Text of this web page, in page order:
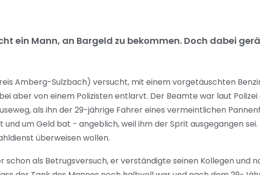
ein Mann, an Bargeld zu bekommen. Doch dabei
Amberg-Sulzbach) versucht, mit einem vorgetäuschten
aber von einem Polizisten entlarvt. Der Beamte war laut
als ihn der 29-jährige Fahrer eines vermeintlichen
um Geld bat - angeblich, weil ihm der Sprit ausgegangen sei.
überweisen wollen.
schon als Betrugsversuch, er verständigte seinen Kollegen und